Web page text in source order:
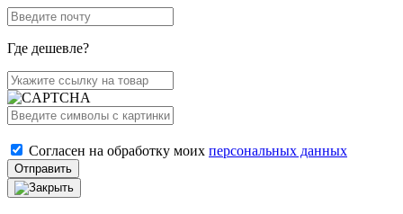
Где дешевле?
Согласен на обработку моих персональных данных
Отправить